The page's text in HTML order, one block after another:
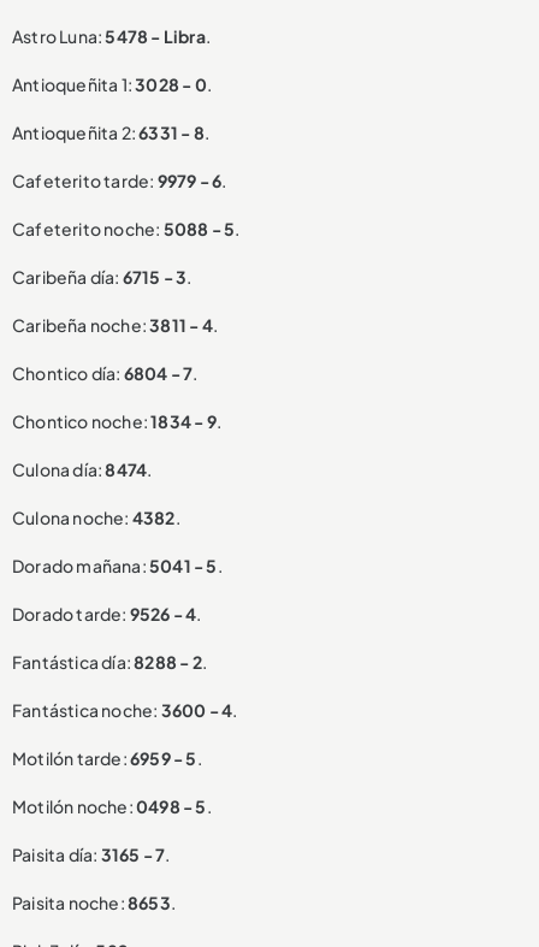
Astro Luna:5478 - Libra.
Antioqueñita 1:3028 - 0.
Antioqueñita 2:6331 - 8.
Cafeterito tarde: 9979 - 6.
Cafeterito noche: 5088 - 5.
Caribeña día: 6715 - 3.
Caribeña noche:3811 - 4.
Chontico día: 6804 - 7.
Chontico noche:1834 - 9.
Culona día:8474.
Culona noche: 4382.
Dorado mañana:5041 - 5.
Dorado tarde: 9526 - 4.
Fantástica día:8288 - 2.
Fantástica noche: 3600 - 4.
Motilón tarde:6959 - 5.
Motilón noche:0498 - 5.
Paisita día: 3165 - 7.
Paisita noche:8653.